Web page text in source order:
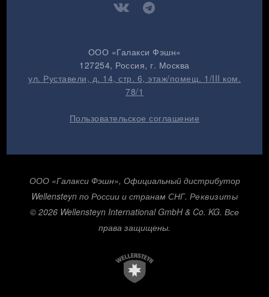
ООО «Галакси Фэшн»
127254, Россия, г. Москва
ул. Руставели, д. 14, стр. 6, этаж/помещ. 1/III ком.
78/1
Пользовательское соглашение
ООО «Галакси Фэшн», Официальный дистрибутор
Wellensteyn по России и странам СНГ. Реквизиты
© 2026 Wellensteyn International GmbH & Co. KG. Все
права защищены.